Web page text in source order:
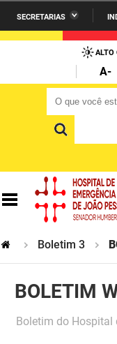
SECRETARIAS
Administração Penitenciária
Agricultura Familiar e
Casa Civil do Governador
Ciência, Tecnologia, Inovação
Comunicação Institucional
Controladoria Geral do Estado
Desenvolvimento e da
ARPB
Codata
ALTO
A-
Boletim 3
BOLETIM
Boletim do Hospital